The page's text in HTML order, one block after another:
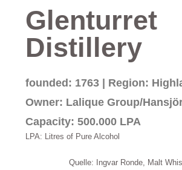
Glenturret
Distillery
founded: 1763 | Region:
Owner: Lalique Group/
Capacity: 500.000 LPA
LPA: Litres of Pure Alcohol
Quelle: Ingvar Ronde, Malt